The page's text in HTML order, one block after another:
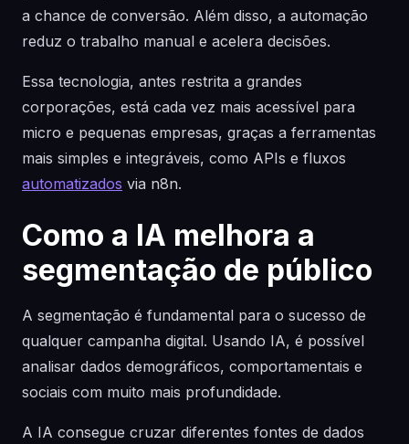
a chance de conversão. Além disso, a automação
reduz o trabalho manual e acelera decisões.
Essa tecnologia, antes restrita a grandes
corporações, está cada vez mais acessível para
micro e pequenas empresas, graças a ferramentas
mais simples e integráveis, como APIs e fluxos
automatizados via n8n.
Como a IA melhora a
segmentação de público
A segmentação é fundamental para o sucesso de
qualquer campanha digital. Usando IA, é possível
analisar dados demográficos, comportamentais e
sociais com muito mais profundidade.
A IA consegue cruzar diferentes fontes de dados